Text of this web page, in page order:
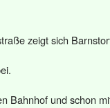
zeigt sich
Bahnhof und schon